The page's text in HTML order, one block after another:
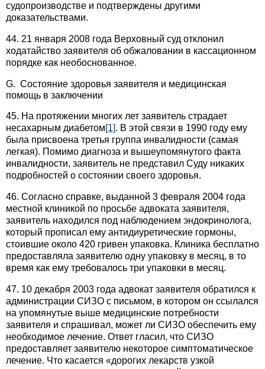
судопроизводстве и подтверждены другими
доказательствами.
44. 21 января 2008 года Верховный суд отклонил
ходатайство заявителя об обжаловании в кассационном
порядке как необоснованное.
G. Состояние здоровья заявителя и медицинская
помощь в заключении
45. На протяжении многих лет заявитель страдает
несахарным диабетом[1]. В этой связи в 1990 году ему
была присвоена третья группа инвалидности (самая
легкая). Помимо диагноза и вышеупомянутого факта
инвалидности, заявитель не представил Суду никаких
подробностей о состоянии своего здоровья.
46. Согласно справке, выданной 3 февраля 2004 года
местной клиникой по просьбе адвоката заявителя,
заявитель находился под наблюдением эндокринолога,
который прописал ему антидиуретические гормоны,
стоившие около 420 гривен упаковка. Клиника бесплатно
предоставляла заявителю одну упаковку в месяц, в то
время как ему требовалось три упаковки в месяц.
47. 10 декабря 2003 года адвокат заявителя обратился к
администрации СИЗО с письмом, в котором он ссылался
на упомянутые выше медицинские потребности
заявителя и спрашивал, может ли СИЗО обеспечить ему
необходимое лечение. Ответ гласил, что СИЗО
предоставляет заявителю некоторое симптоматическое
лечение. Что касается «дорогих лекарств узкой